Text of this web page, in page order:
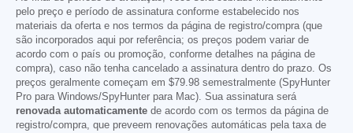
pelo preço e período de assinatura conforme estabelecido nos
materiais da oferta e nos termos da página de registro/compra (que
são incorporados aqui por referência; os preços podem variar de
acordo com o país ou promoção, conforme detalhes na página de
compra), caso não tenha cancelado a assinatura dentro do prazo. Os
preços geralmente começam em $79.98 semestralmente (SpyHunter
Pro para Windows/SpyHunter para Mac). Sua assinatura será
renovada automaticamente de acordo com os termos da página de
registro/compra, que preveem renovações automáticas pela taxa de